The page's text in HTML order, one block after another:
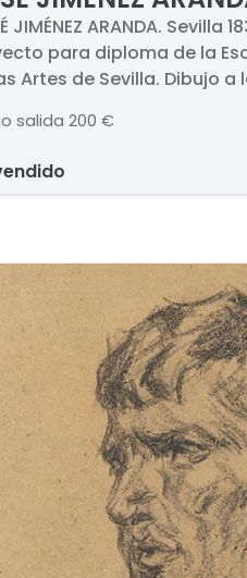
para
de Bellas
JIMÉNEZ ARANDA. Sevilla
para diploma de la
Artes de Sevilla. Dibujo a
Medidas 405 x 560 mm. .
por el nieto del
salida 200 €